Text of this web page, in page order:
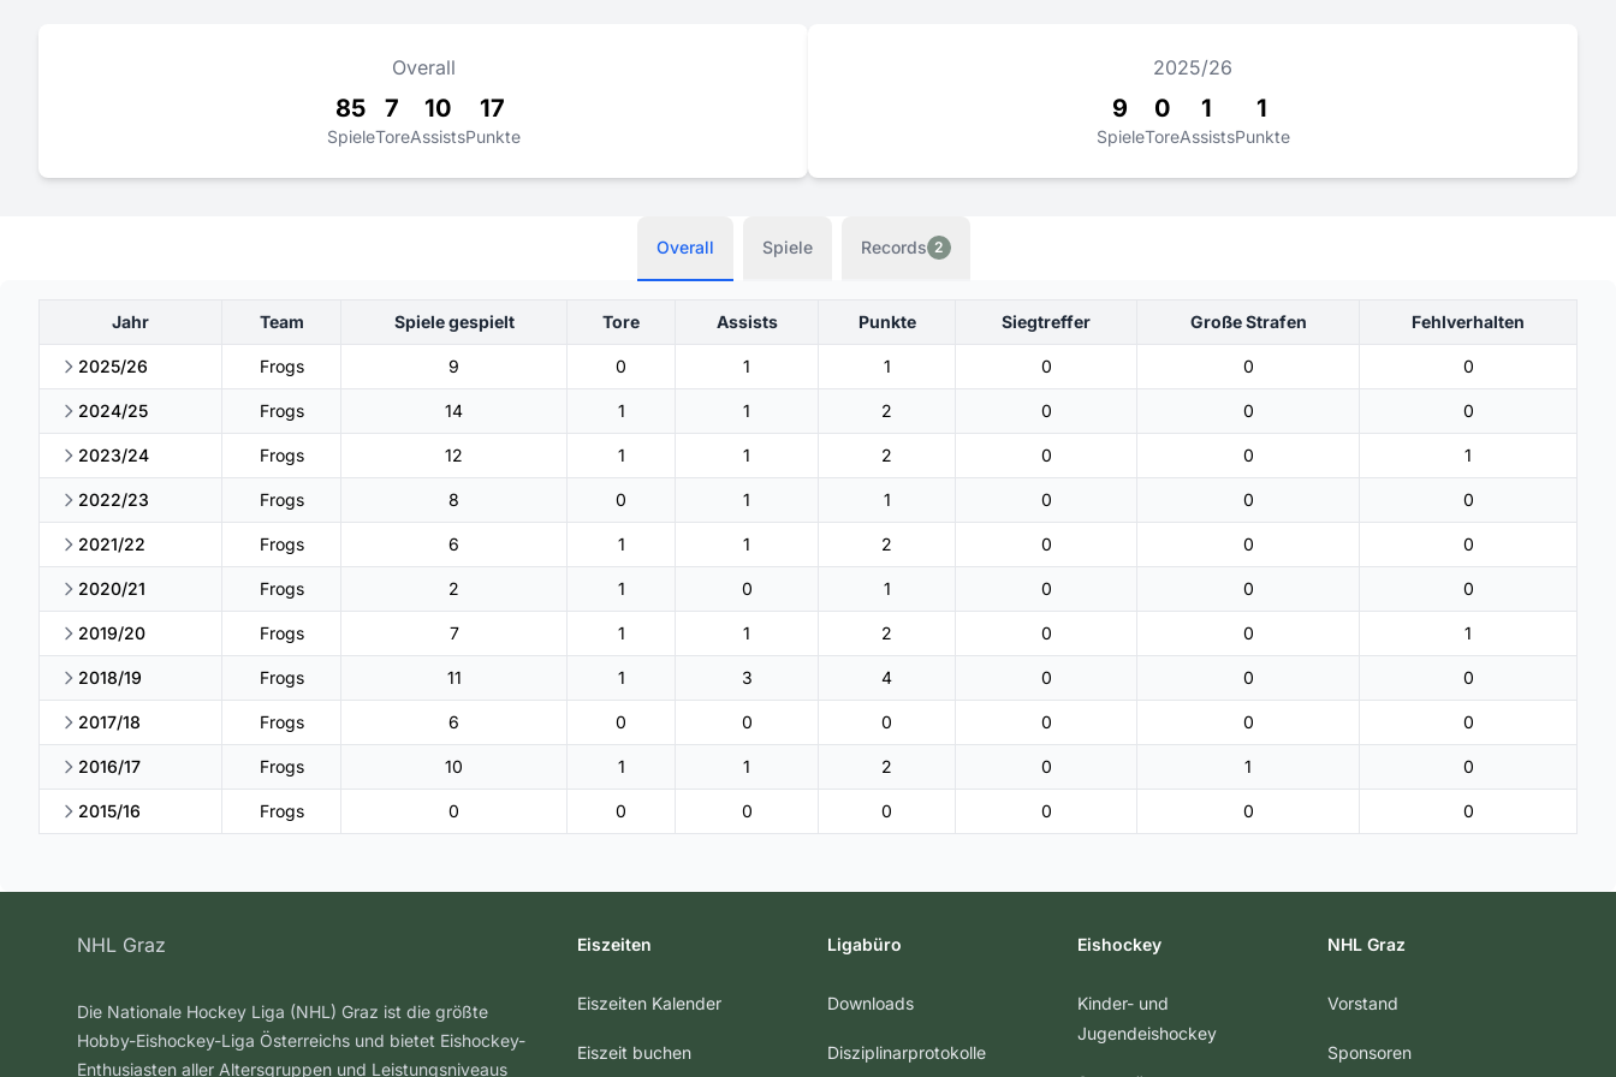
Overall
85
Spiele
7
Tore
10
Assists
17
Punkte
2025/26
9
Spiele
0
Tore
1
Assists
1
Punkte
Overall Spiele Records 2
Jahr Team Spiele gespielt Tore Assists Punkte Siegtreffer Große Strafen Fehlverhalten
2025/26 Frogs 9 0 1 1 0 0 0
2024/25 Frogs 14 1 1 2 0 0 0
2023/24 Frogs 12 1 1 2 0 0 1
2022/23 Frogs 8 0 1 1 0 0 0
2021/22 Frogs 6 1 1 2 0 0 0
2020/21 Frogs 2 1 0 1 0 0 0
2019/20 Frogs 7 1 1 2 0 0 1
2018/19 Frogs 11 1 3 4 0 0 0
2017/18 Frogs 6 0 0 0 0 0 0
2016/17 Frogs 10 1 1 2 0 1 0
2015/16 Frogs 0 0 0 0 0 0 0
NHL Graz
Die Nationale Hockey Liga (NHL) Graz ist die größte
Hobby-Eishockey-Liga Österreichs und bietet Eishockey-
Enthusiasten aller Altersgruppen und Leistungsniveaus
Eiszeiten
Eiszeiten Kalender
Eiszeit buchen
Ligabüro
Downloads
Disziplinarprotokolle
Eishockey
Kinder- und
Jugendeishockey
NHL Graz
Vorstand
Sponsoren